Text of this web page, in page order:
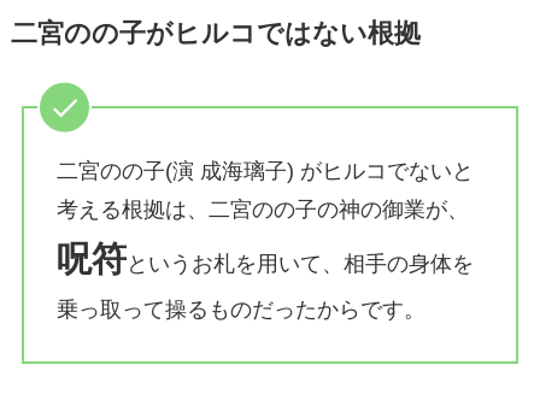
二宮のの子がヒルコではない根拠
二宮のの子(演 成海璃子) がヒルコでないと
考える根拠は、二宮のの子の神の御業が、
呪符というお札を用いて、相手の身体を
乗っ取って操るものだったからです。